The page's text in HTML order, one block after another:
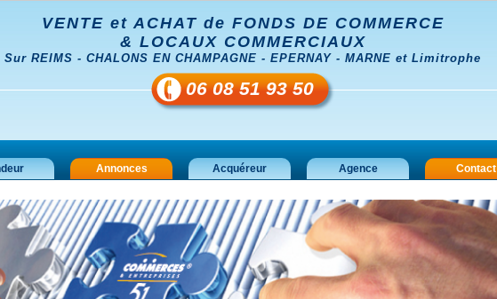
VENTE et ACHAT de FONDS DE COMMERCE
& LOCAUX COMMERCIAUX
Sur REIMS - CHALONS EN CHAMPAGNE - EPERNAY - MARNE et Limitrophe
06 08 51 93 50
Annonces Acquéreur Agence Contact